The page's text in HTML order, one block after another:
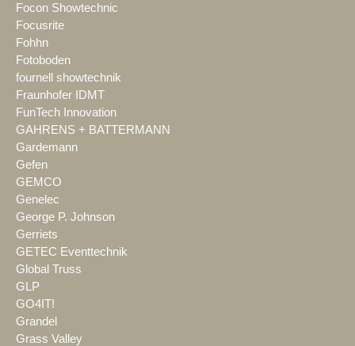
Focon Showtechnic
Focusrite
Fohhn
Fotoboden
fournell showtechnik
Fraunhofer IDMT
FunTech Innovation
GAHRENS + BATTERMANN
Gardemann
Gefen
GEMCO
Genelec
George P. Johnson
Gerriets
GETEC Eventtechnik
Global Truss
GLP
GO4IT!
Grandel
Grass Valley